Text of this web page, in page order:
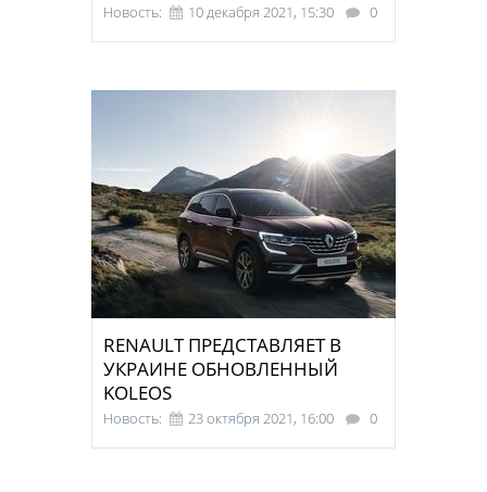
Новость: 10 декабря 2021, 15:30 0
RENAULT ПРЕДСТАВЛЯЕТ В
УКРАИНЕ ОБНОВЛЕННЫЙ
KOLEOS
Новость: 23 октября 2021, 16:00 0